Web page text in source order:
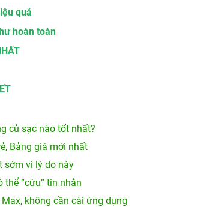
quả
hoàn toàn
củ sạc nào tốt nhất?
Bảng giá mới nhất
sớm vì lý do này
“cứu” tin nhắn
không cần cài ứng dụng